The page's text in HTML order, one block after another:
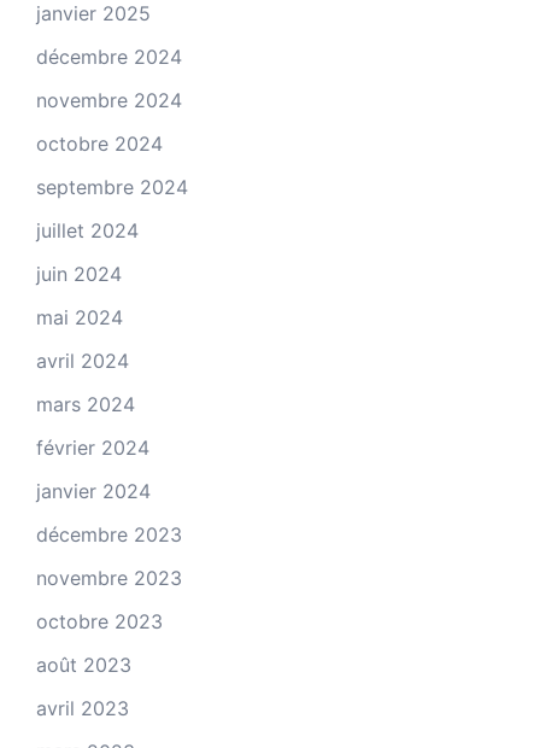
janvier 2025
décembre 2024
novembre 2024
octobre 2024
septembre 2024
juillet 2024
juin 2024
mai 2024
avril 2024
mars 2024
février 2024
janvier 2024
décembre 2023
novembre 2023
octobre 2023
août 2023
avril 2023